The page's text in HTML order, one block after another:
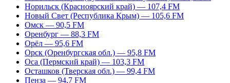
Норильск (Красноярский край) — 107,4 FM
Новый Свет (Республика Крым) — 105,6 FM
Омск — 90,5 FM
Оренбург — 88,3 FM
Орёл — 95,6 FM
Орск (Оренбургская обл.) — 95,8 FM
Оса (Пермский край) — 103,3 FM
Осташков (Тверская обл.) — 99,4 FM
Пенза — 94,7 FM